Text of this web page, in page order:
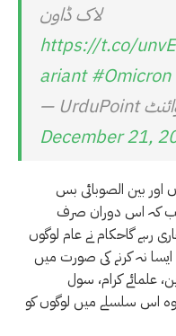
لاک ڈاون
https://t.co/
ariant #Omicron
December 21,
اور بین الصوبائی بس
جب کہ اس دوران صرف
رہے گاحکام نے عام لوگوں
ایسا نہ کرنے کی صورت میں
علمائے کرام، سول
وہ اس سلسلے میں لوگوں کو